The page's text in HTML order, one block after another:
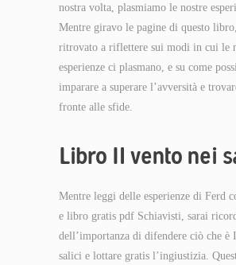
nostra volta, plasmiamo le nostre
Mentre giravo le pagine di questo
ritrovato a riflettere sui modi in cui le
esperienze ci plasmano, e su come
imparare a superare l’avversità e
fronte alle sfide.
Libro Il vento nei
Mentre leggi delle esperienze di Ferd
e libro gratis pdf Schiavisti, sarai
dell’importanza di difendere ciò che è
salici e lottare gratis l’ingiustizia.